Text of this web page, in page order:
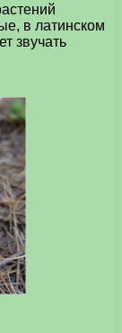
в латинском
звучать